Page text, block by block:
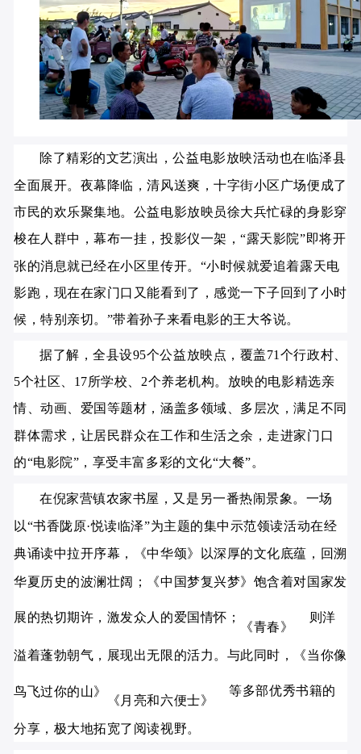
除了精彩的文艺演出，公益电影放映活动也在临泽县
全面展开。夜幕降临，清风送爽，十字街小区广场便成了
市民的欢乐聚集地。公益电影放映员徐大兵忙碌的身影穿
梭在人群中，幕布一挂，投影仪一架，“露天影院”即将开
张的消息就已经在小区里传开。“小时候就爱追着露天电
影跑，现在在家门口又能看到了，感觉一下子回到了小时
候，特别亲切。”带着孙子来看电影的王大爷说。
据了解，全县设95个公益放映点，覆盖71个行政村、
5个社区、17所学校、2个养老机构。放映的电影精选亲
情、动画、爱国等题材，涵盖多领域、多层次，满足不同
群体需求，让居民群众在工作和生活之余，走进家门口
的“电影院”，享受丰富多彩的文化“大餐”。
在倪家营镇农家书屋，又是另一番热闹景象。一场
以“书香陇原·悦读临泽”为主题的集中示范领读活动在经
典诵读中拉开序幕，《中华颂》以深厚的文化底蕴，回溯
华夏历史的波澜壮阔；《中国梦复兴梦》饱含着对国家发
展的热切期许，激发众人的爱国情怀；
《青春》
则洋
溢着蓬勃朝气，展现出无限的活力。与此同时，《当你像
鸟飞过你的山》
《月亮和六便士》
等多部优秀书籍的
分享，极大地拓宽了阅读视野。